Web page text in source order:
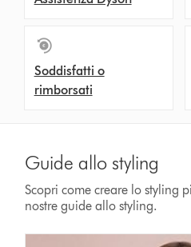
Soddisfatti o
rimborsati
Guide allo styling
Scopri come creare lo styling
nostre guide allo styling.